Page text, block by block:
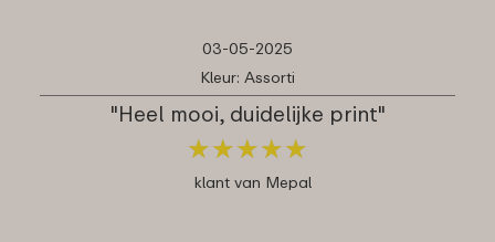
03-05-2025
Kleur: Assorti
"Heel mooi, duidelijke print"
★★★★★
★★★★★
klant van Mepal